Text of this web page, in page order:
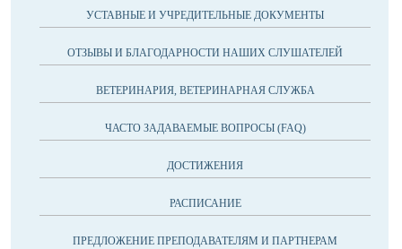
УСТАВНЫЕ И УЧРЕДИТЕЛЬНЫЕ ДОКУМЕНТЫ
ОТЗЫВЫ И БЛАГОДАРНОСТИ НАШИХ СЛУШАТЕЛЕЙ
ВЕТЕРИНАРИЯ, ВЕТЕРИНАРНАЯ СЛУЖБА
ЧАСТО ЗАДАВАЕМЫЕ ВОПРОСЫ (FAQ)
ДОСТИЖЕНИЯ
РАСПИСАНИЕ
ПРЕДЛОЖЕНИЕ ПРЕПОДАВАТЕЛЯМ И ПАРТНЕРАМ